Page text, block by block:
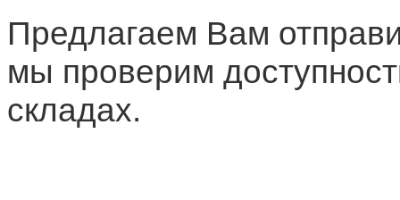
Предлагаем Вам
мы проверим
складах.